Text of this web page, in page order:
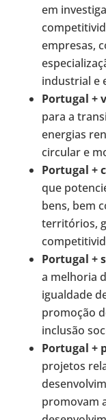
em
empresas,
industrial e
Portugal +
para a
energias
circular e
Portugal +
que
bens, bem
territórios,
Portugal +
a melhoria
igualdade
promoção
inclusão
Portugal +
projetos
promovam